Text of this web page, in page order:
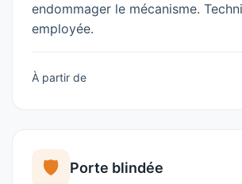
endommager le mécanisme.
employée.
À partir de
🛡️ Porte blindée